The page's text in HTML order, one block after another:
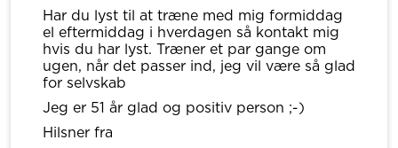
Har du lyst til at træne med mig formiddag
el eftermiddag i hverdagen så kontakt mig
hvis du har lyst. Træner et par gange om
ugen, når det passer ind, jeg vil være så glad
for selvskab
Jeg er 51 år glad og positiv person ;-)
Hilsner fra